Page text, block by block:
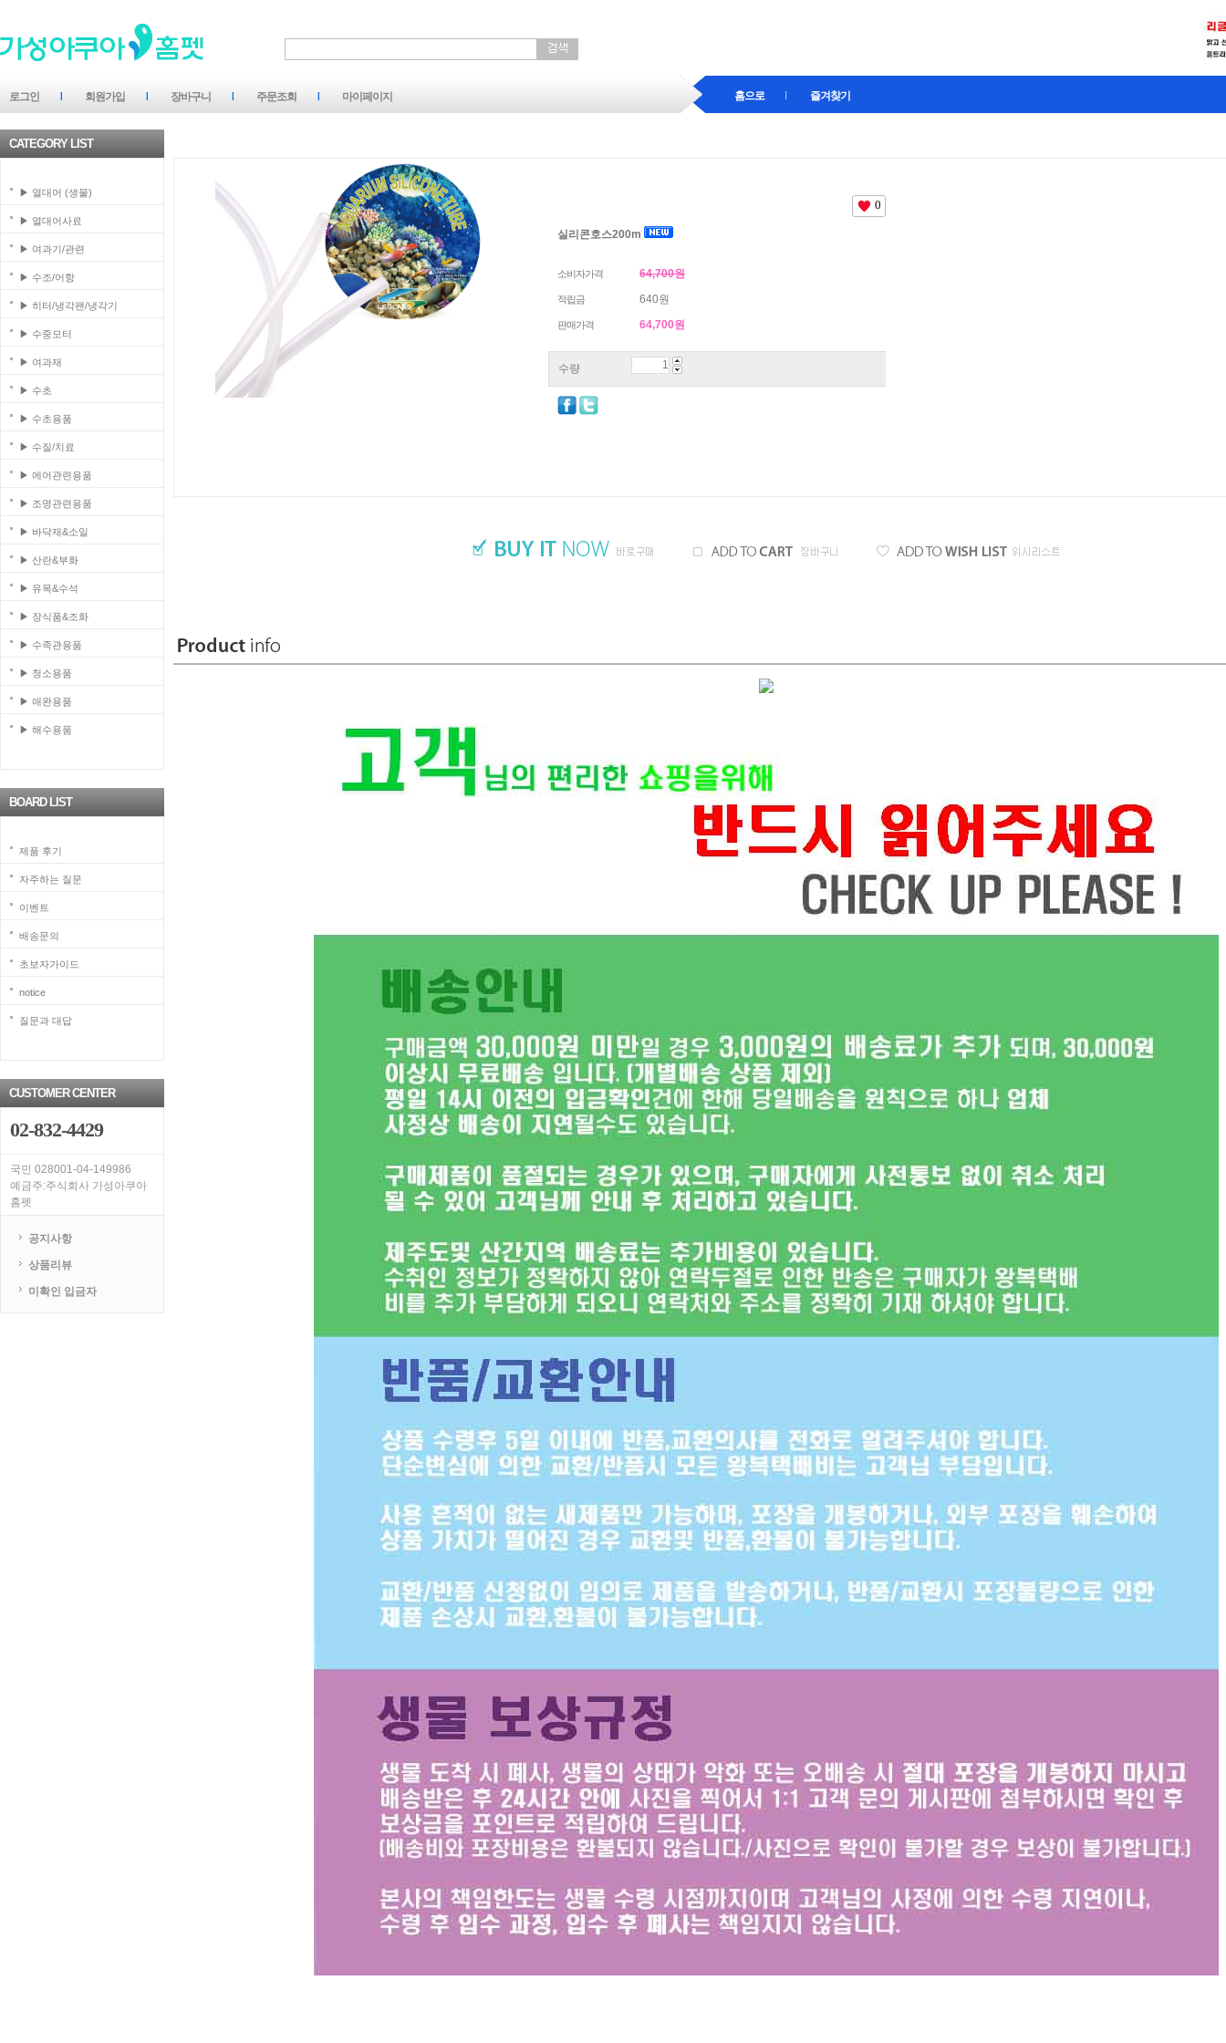
로그인 회원가입 장바구니 주문조회 마이페이지 홈으로 즐겨찾기
CATEGORY LIST
▶ 열대어 (생물)
▶ 열대어사료
▶ 여과기/관련
▶ 수조/어항
▶ 히터/냉각팬/냉각기
▶ 수중모터
▶ 여과재
▶ 수초
▶ 수초용품
▶ 수질/치료
▶ 에어관련용품
▶ 조명관련용품
▶ 바닥재&소일
▶ 산란&부화
▶ 유목&수석
▶ 장식품&조화
▶ 수족관용품
▶ 청소용품
▶ 애완용품
▶ 해수용품
BOARD LIST
제품 후기
자주하는 질문
이벤트
배송문의
초보자가이드
notice
질문과 대답
CUSTOMER CENTER
02-832-4429
국민 028001-04-149986
예금주:주식회사 가성아쿠아
홈펫
공지사항
상품리뷰
미확인 입금자
0
실리콘호스200m
소비자가격 64,700원
적립금 640원
판매가격 64,700원
수량